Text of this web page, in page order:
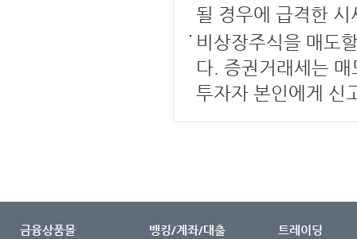
될 경우에 급격한
비상장주식을 매도
다. 증권거래세는
투자자 본인에게 신
금융상품몰 뱅킹/계좌/대출 트레이딩